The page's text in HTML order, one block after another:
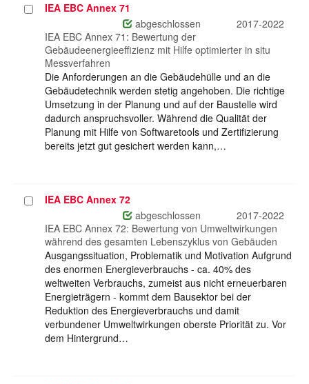
ProjektIEA EBC Annex 71
abgeschlossen
2017-2022
IEA EBC Annex 71: Bewertung der
Gebäudeenergieeffizienz mit Hilfe optimierter in situ
Messverfahren
Die Anforderungen an die Gebäudehülle und an die
Gebäudetechnik werden stetig angehoben. Die richtige
Umsetzung in der Planung und auf der Baustelle wird
dadurch anspruchsvoller. Während die Qualität der
Planung mit Hilfe von Softwaretools und Zertifizierung
bereits jetzt gut gesichert werden kann,…
ProjektIEA EBC Annex 72
abgeschlossen
2017-2022
IEA EBC Annex 72: Bewertung von Umweltwirkungen
während des gesamten Lebenszyklus von Gebäuden
Ausgangssituation, Problematik und Motivation Aufgrund
des enormen Energieverbrauchs - ca. 40% des
weltweiten Verbrauchs, zumeist aus nicht erneuerbaren
Energieträgern - kommt dem Bausektor bei der
Reduktion des Energieverbrauchs und damit
verbundener Umweltwirkungen oberste Priorität zu. Vor
dem Hintergrund…